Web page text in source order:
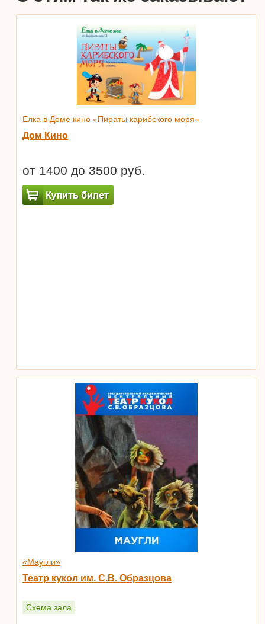
Елка в Доме кино «Пираты карибского моря»
Дом Кино
от 1400 до 3500 руб.
«Маугли»
Театр кукол им. С.В. Образцова
Схема зала